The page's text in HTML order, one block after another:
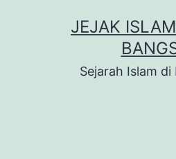
JEJAK
Sejarah Islam di